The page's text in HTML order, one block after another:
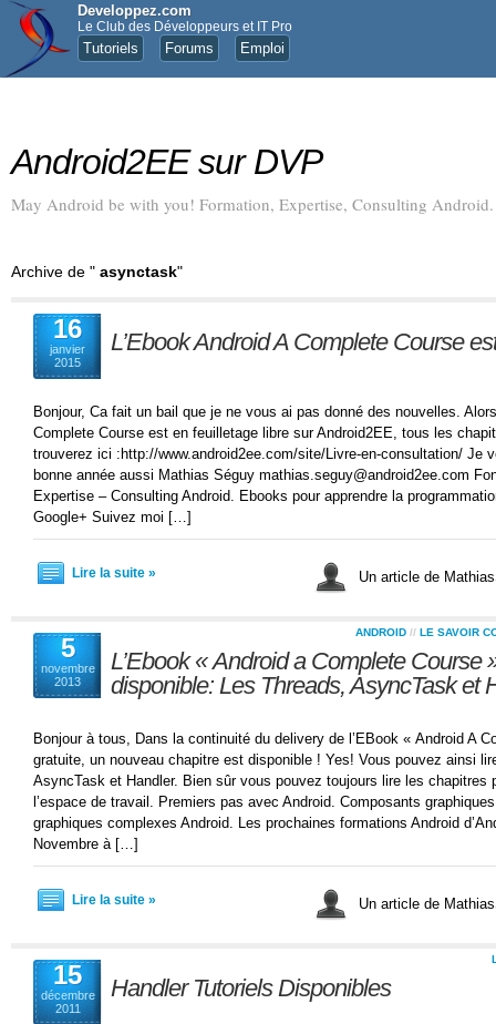
Developpez.com
Le Club des Développeurs et IT Pro
Tutoriels Forums Emploi
Android2EE sur DVP
May Android be with you! Formation, Expertise, Consulting Android.
Archive de " asynctask"
16
janvier
2015
L’Ebook Android A Complete Course
Bonjour, Ca fait un bail que je ne vous ai pas donné des nouvelles.
Complete Course est en feuilletage libre sur Android2EE, tous les
trouverez ici :http://www.android2ee.com/site/Livre-en-consultation/ Je
bonne année aussi Mathias Séguy mathias.seguy@android2ee.com
Expertise – Consulting Android. Ebooks pour apprendre la
Google+ Suivez moi […]
Lire la suite » Un article de
5
novembre
2013
ANDROID // LE SAVOIR
L’Ebook « Android a Complete Course
disponible: Les Threads, AsyncTask et
Bonjour à tous, Dans la continuité du delivery de l’EBook « Android A
gratuite, un nouveau chapitre est disponible ! Yes! Vous pouvez ainsi
AsyncTask et Handler. Bien sûr vous pouvez toujours lire les chapitres
l’espace de travail. Premiers pas avec Android. Composants
graphiques complexes Android. Les prochaines formations Android
Novembre à […]
Lire la suite » Un article de
15
décembre
2011
Handler Tutoriels Disponibles